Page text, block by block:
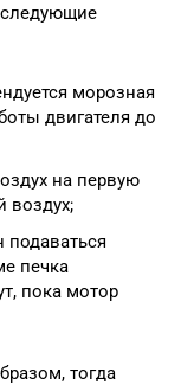
морозная
двигателя до
на первую
воздух;
печка
пока мотор
тогда